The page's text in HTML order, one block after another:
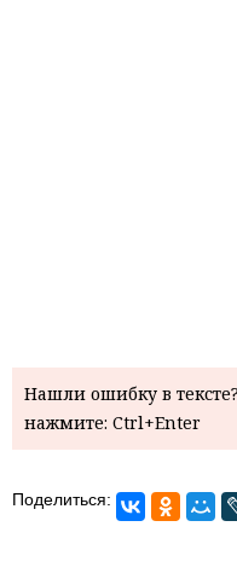
Нашли ошибку в
нажмите: Ctrl+Enter
Поделиться: